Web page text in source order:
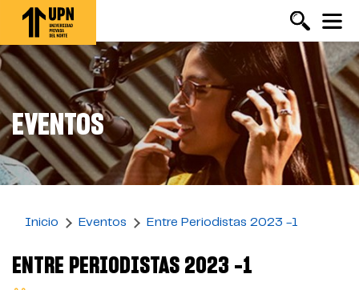
Pasar
contenido
principal
EVENTOS
Inicio Eventos Entre Periodistas 2023 -1
ENTRE PERIODISTAS 2023 -1